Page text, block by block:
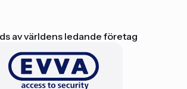
av världens ledande företag